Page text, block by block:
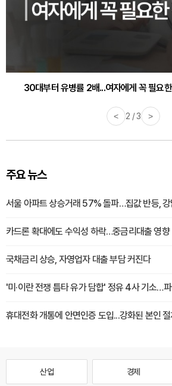
30대부터 유병률 2배...여자에게 꼭 필요
< 2 / 3 >
주요 뉴스
서울 아파트 상승거래 57% 돌파…집값 반등,
카드론 확대에도 수익성 하락…중금리대출 영향
국채금리 상승, 자영업자 대출 부담 커진다
'미·이란 전쟁 틈타 유가 담합' 정유 4사 기소…
휴대전화 개통에 안면인증 도입...강화된 본인
산업 경제